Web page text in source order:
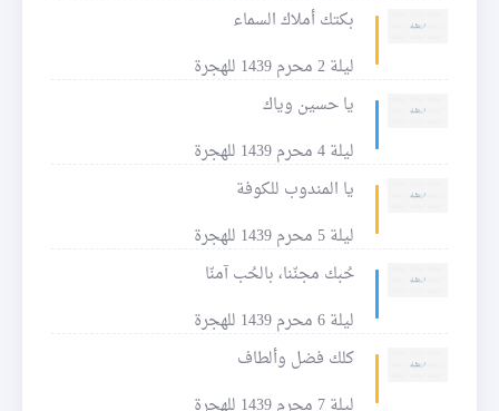
بكتك أملاك السماء
ليلة 2 محرم 1439 للهجرة
يا حسين وياك
ليلة 4 محرم 1439 للهجرة
يا المندوب للكوفة
ليلة 5 محرم 1439 للهجرة
حُبك مجنّنا، بالحُب آمنّا
ليلة 6 محرم 1439 للهجرة
كلك فضل وألطاف